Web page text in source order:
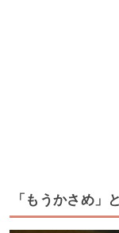
「もうかさめ」